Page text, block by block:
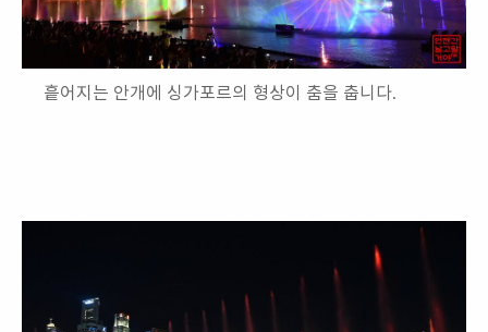
흩어지는 안개에 싱가포르의 형상이 춤을 춥니다.